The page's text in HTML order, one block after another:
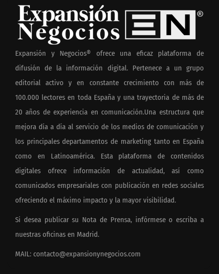
Expansión y Negocios® ofrece una eficaz plataforma de
difusión de la información digital. Pertenece a un grupo
editorial activo y en constante crecimiento con más de
100.000 lectores en toda España y una trayectoria de más de
20 años de experiencia en comunicación.Una estructura que
mejora día a día al servicio de los medios de comunicación y
los principales departamentos de marketing tanto en España
como en Latinoamérica. Esta plataforma de contenidos
digitales ofrece información de actualidad, así como
comunicados empresariales con publicación en redes sociales
ofreciendo el máximo impacto y la mayor visibilidad.
Si desea publicar su Nota de Prensa, infórmese o escriba a
nuestras oficinas en Madrid.
MAIL: contacto@expansionynegocios.com